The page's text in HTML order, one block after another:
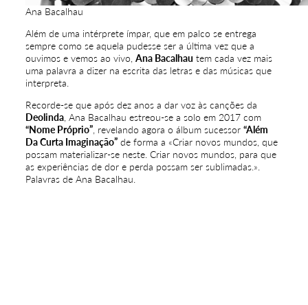
Ana Bacalhau
Além de uma intérprete ímpar, que em palco se entrega
sempre como se aquela pudesse ser a última vez que a
ouvimos e vemos ao vivo,Ana Bacalhau tem cada vez mais
uma palavra a dizer na escrita das letras e das músicas que
interpreta.
Recorde-se que após dez anos a dar voz às canções da
Deolinda , Ana Bacalhau estreou-se a solo em 2017 com
“Nome Próprio” , revelando agora o álbum sucessor“Além
Da Curta Imaginação” de forma a «Criar novos mundos, que
possam materializar-se neste. Criar novos mundos, para que
as experiências de dor e perda possam ser sublimadas.».
Palavras de Ana Bacalhau.